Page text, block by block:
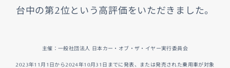
台中の第2位という高評価をいただきました。
主催：一般社団法人 日本カー・オブ・ザ・イヤー実行委員会
2023年11月1日から2024年10月31日までに発表、または発売された乗用車が対象